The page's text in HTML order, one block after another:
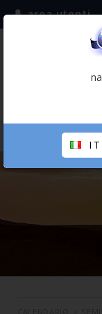
area utenti
LA SCUOLA